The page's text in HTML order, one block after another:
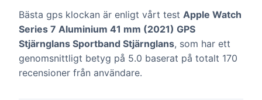
Bästa gps klockan är enligt vårt test Apple Watch
Series 7 Aluminium 41 mm (2021) GPS
Stjärnglans Sportband Stjärnglans, som har ett
genomsnittligt betyg på 5.0 baserat på totalt 170
recensioner från användare.